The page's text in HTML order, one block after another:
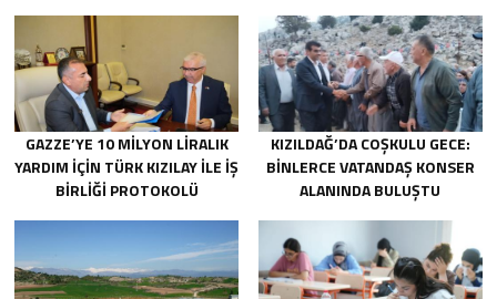
GAZZE’YE 10 MILYON LIRALIK
YARDIM IÇIN TÜRK KIZILAY ILE IŞ
BIRLIĞI PROTOKOLÜ
KIZILDAĞ’DA COŞKULU GECE:
BINLERCE VATANDAŞ KONSER
ALANINDA BULUŞTU